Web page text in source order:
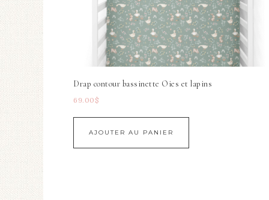
Drap contour bassinette Oies et lapins
69.00 $
AJOUTER AU PANIER